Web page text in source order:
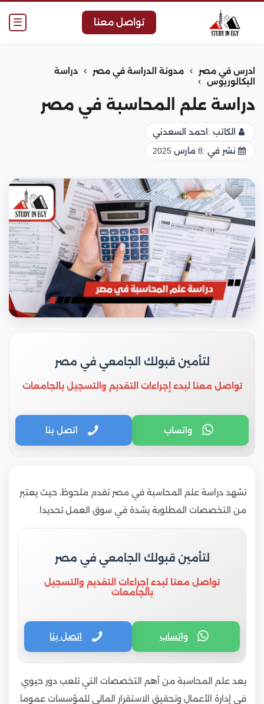
☰ تواصل معنا
ادرس في مصر › مدونة الدراسة في مصر ›
دراسة
البكالوريوس
›
دراسة علم المحاسبة في مصر
الكاتب : احمد السعدني
نشر في :8 مارس 2025
لتأمين قبولك الجامعي في مصر
تواصل معنا لبدء إجراءات التقديم والتسجيل بالجامعات
واتساب اتصل بنا
تشهد دراسة علم المحاسبة في مصر تقدم ملحوظ، حيث يعتبر
من التخصصات المطلوبة بشدة في سوق العمل تحديدا.
لتأمين قبولك الجامعي في مصر
تواصل معنا لبدء إجراءات التقديم والتسجيل
بالجامعات
واتساب اتصل بنا
يعد علم المحاسبة من أهم التخصصات التي تلعب دور حيوي
في إدارة الأعمال وتحقيق الاستقرار المالي للمؤسسات عموما.